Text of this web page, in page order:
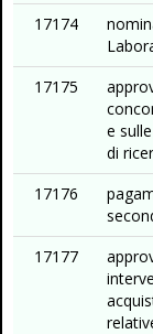
17174
17175
e
di
17176
17177